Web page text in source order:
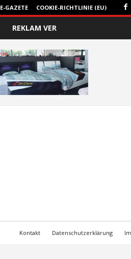
E-GAZETE COOKIE-RICHTLINIE (EU)
REKLAM VER
Kontakt Datenschutzerklärung